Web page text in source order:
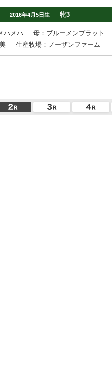
2016年4月5日生 牝3
ハメハ
母：ブルーメンブラット
生産牧場：ノーザンファーム